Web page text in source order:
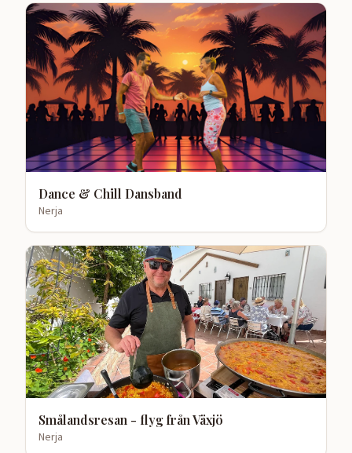
Dance & Chill Dansband
Nerja
Smålandsresan - flyg från Växjö
Nerja